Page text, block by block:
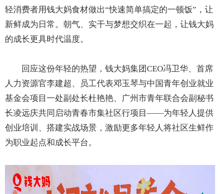
轻消费者用钱大妈食材做出“快速简单搞定的一顿饭”，让
新鲜成为日常。朝气、实干与梦想交织在一起，让钱大妈
的成长更具时代温度。
回应这份年轻的热望，钱大妈集团CEO冯卫华、首席
人力资源官李建超、员工代表邓玉琴与中国青年创业就业
基金会项目一处副处长杜艳艳、广州市青年联合会副秘书
长凌远庆共同启动青春市集社区行项目——为年轻人提供
创业培训、搭建实战场景，激励更多年轻人将社区生鲜作
为职业起点和成长平台。